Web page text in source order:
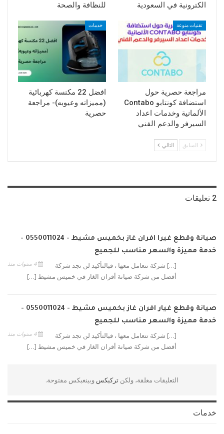
الكترونية في السعودية
للنظافة والصحة
تقنيات منوعة
مراجعة حصرية حول
استضافة كونتابو Contabo
الألمانية وخدمات اعداد
السيرفر والدعم الفني
خدمات
افضل 22 مكنسة كهربائية
(مميزاته وعيوبه)- مراجعة
حصرية
السابق التالي
2 تعليقات
صيانة وقطع غيرا افران غاز بخميس مشيط - 0550011024 -
خدمة مميزة والسعر مناسب للجميع
4 سنوات منذ
[…] شركة تتعامل معها ، فبالتأكيد لن تجد شركة
أفضل من شركة صيانة أفران الغاز في خميس مشيط […]
صيانة وقطع غيار افران غاز بخميس مشيط - 0550011024 -
خدمة مميزة والسعر مناسب للجميع
4 سنوات منذ
[…] شركة تتعامل معها ، فبالتأكيد لن تجد شركة
أفضل من شركة صيانة أفران الغاز في خميس مشيط […]
التعليقات مغلقة، ولكن تركبكس وبينغبكس مفتوحة.
خدمات